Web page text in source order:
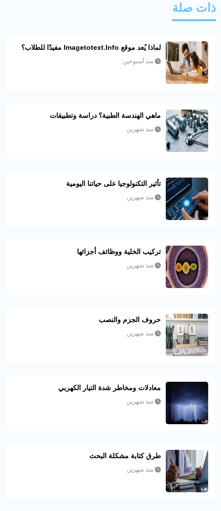
ذات صلة
لماذا يُعد موقع Imagetotext.info مفيدًا للطلاب؟
منذ أسبوعين
ماهي الهندسة الطبية؟ دراسة وتطبيقات
منذ شهرين
تأثير التكنولوجيا على حياتنا اليومية
منذ شهرين
تركيب الخلية ووظائف أجزائها
منذ شهرين
حروف الجزم والنصب
منذ شهرين
معادلات ومخاطر شدة التيار الكهربي
منذ شهرين
طرق كتابة مشكلة البحث
منذ شهرين